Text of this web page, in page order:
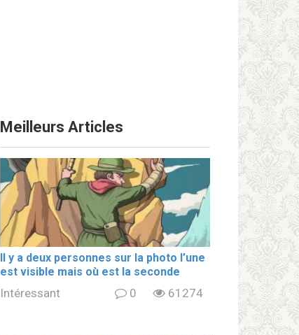
Meilleurs Articles
Il y a deux personnes sur la photo l’une
est visible mais où est la seconde
Intéressant 0 61274